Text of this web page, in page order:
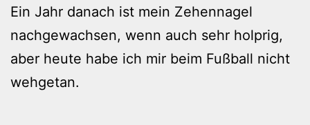
Ein Jahr danach ist mein Zehennagel
nachgewachsen, wenn auch sehr holprig,
aber heute habe ich mir beim Fußball nicht
wehgetan.